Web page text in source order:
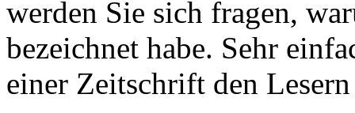
werden Sie sich fragen,
bezeichnet habe. Sehr
einer Zeitschrift den